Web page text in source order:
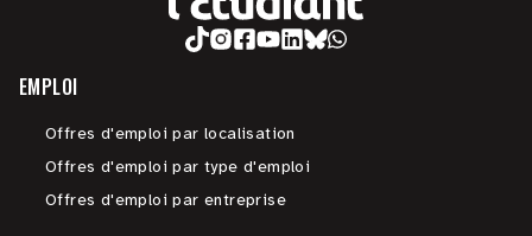
EMPLOI
Offres d'emploi par localisation
Offres d'emploi par type d'emploi
Offres d'emploi par entreprise